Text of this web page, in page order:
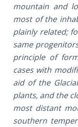
mountain and
most of the
plainly related;
same
principle of
cases with
aid of the
plants, and the
most distant
southern